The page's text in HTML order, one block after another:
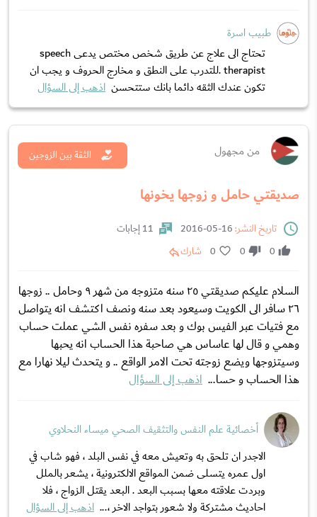
طبيب اسرة
تحتاج الى علاج عن طريق شخص مختص يدعى speech
therapist .للتدرب على النطق و مخارج الحروف و يجب ان
تكون عندك الثقه دائما بانك ستتحسن اذهب إلى السؤال
من مجهول
صديقتي حامل و زوجها يخونها
الثقة بين الزوجين
تاريخ النشر:
11 إجابات
0
0
0 شارك
السلام عليكم صديقتي ٢٥ سنه متزوجه من شهر ٩ وحامل .. زوجها
٢٦ سافر الى الكويت وسيعود بعد سنه ونصف اكتشف انه يتواصل
مع فتيات عبر الفيس بوك و بعد سفره نفس الشي عملت حساب
وهمي و قال لها عاساس هي صاحبة هذا الحساب انه يحبها
وسيتزوجها ويضع زوجته تحت الامر الواقع .. و يتحدث ليلا نهارا مع
هذا الحساب و حسا... اذهب إلى السؤال
أخصائية علم النفس والتثقيف الصحي ميساء النحلاوي
الاجدر ان تلحق به وتعيش معه في نفس البلد ، فهو شاب في
اول عمره يتسلى ضمن المواقع الالكترونية ، يشعر بالملل
وبردت علاقته معها بسبب البعد . البعد يقتل الزواج ، فلا
احاديث مشتركة ولا شعور بتواجد الاخر ،... اذهب إلى السؤال